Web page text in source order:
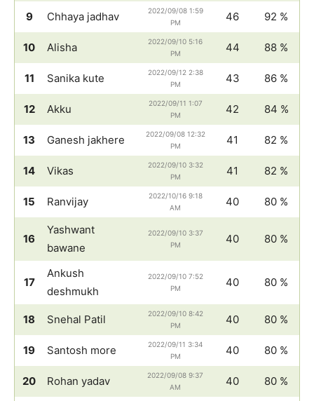
9 Chhaya jadhav
2022/09/08 1:59
PM
46 92 %
10 Alisha
2022/09/10 5:16
PM
44 88 %
11 Sanika kute
2022/09/12 2:38
PM
43 86 %
12 Akku
2022/09/11 1:07
PM
42 84 %
13 Ganesh jakhere
2022/09/08 12:32
PM
41 82 %
14 Vikas
2022/09/10 3:32
PM
41 82 %
15 Ranvijay
2022/10/16 9:18
AM
40 80 %
16
Yashwant
bawane
2022/09/10 3:37
PM
40 80 %
17
Ankush
deshmukh
2022/09/10 7:52
PM
40 80 %
18 Snehal Patil
2022/09/10 8:42
PM
40 80 %
19 Santosh more
2022/09/11 3:34
PM
40 80 %
20 Rohan yadav
2022/09/08 9:37
AM
40 80 %